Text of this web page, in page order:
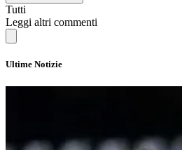
Tutti
Leggi altri commenti
Ultime Notizie